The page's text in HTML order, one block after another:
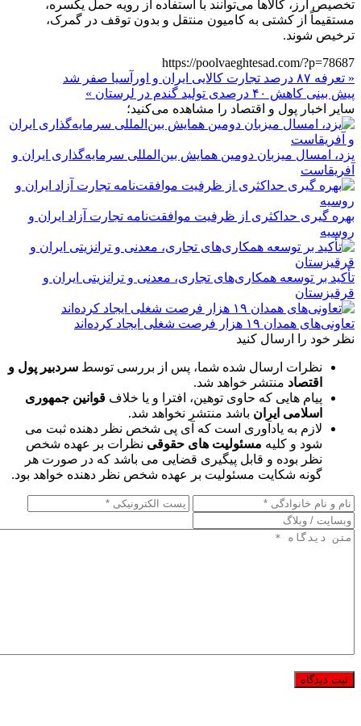
تخصیص ارز، کالاها می‌توانند با استفاده از رویه حمل یکسره،
مستقیماً از کشتی به کامیون منتقل و بدون توقف در گمرک،
ترخیص شوند.
https://poolvaeghtesad.com/?p=78687
« تعرفه ۸۷ درصد تجارت کالایی ایران و اورآسیا صفر شد
پیش بینی کاهش ۴۰ درصدی تولید گندم در لرستان »
سایر اخبار پول و اقتصاد را مشاهده می‌کنید؛
یزد، امسال میزبان دومین همایش بین‌المللی سرمایه‌گذاری ایران و
آفریقاست
بهره گیری حداکثری از ظرفیت موافقت‌نامه تجارت آزاد ایران و
روسیه
تأکید بر توسعه همکاری‌های تجاری، معدنی و ترانزیتی ایران و
قرقیزستان
تعاونی‌های همدان ۱۹ هزار فرصت شغلی ایجاد کرده‌اند
نظر خود را ارسال کنید
نظرات ارسال شده شما، پس از بررسی توسط سردبیر پول و
اقتصاد منتشر خواهد شد.
پیام هایی که حاوی توهین، افترا و یا خلاف قوانین جمهوری
اسلامی ایران باشد منتشر نخواهد شد.
لازم به یادآوری است که آی پی شخص نظر دهنده ثبت می
شود و کلیه مسئولیت های حقوقی نظرات بر عهده شخص
نظر بوده و قابل پیگیری قضایی می باشد که در صورت هر
گونه شکایت مسئولیت بر عهده شخص نظر دهنده خواهد بود.